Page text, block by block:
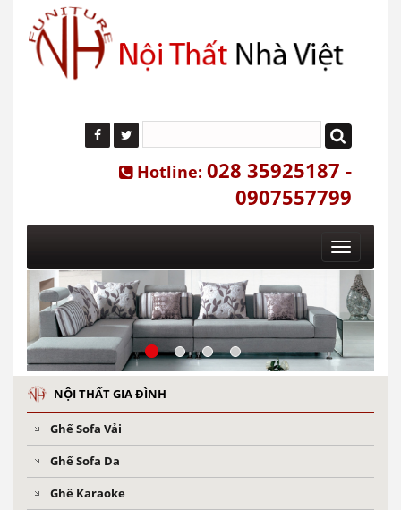
Hotline: 028 35925187 -
0907557799
Toggle
NỘI THẤT GIA ĐÌNH
Ghế Sofa Vải
Ghế Sofa Da
Ghế Karaoke